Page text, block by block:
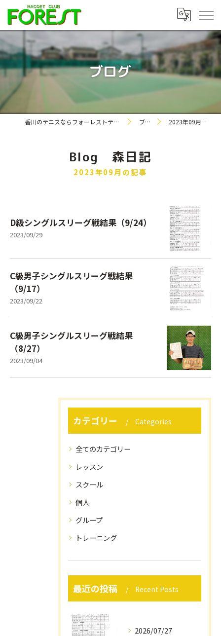
ブログ
香川のテニスならフォーレストテニスクラブ ブログ 2023年09月の記事
Blog 森日記
2023年09月の記事
D級シングルスリーグ戦結果（9/24）
2023/09/29
C級男子シングルスリーグ戦結果
（9/17）
2023/09/22
C級男子シングルスリーグ戦結果
（8/27）
2023/09/04
カテゴリー Categories
全てのカテゴリー
レッスン
スクール
個人
グループ
トレーニング
最近の投稿 Recent Posts
2026/07/27